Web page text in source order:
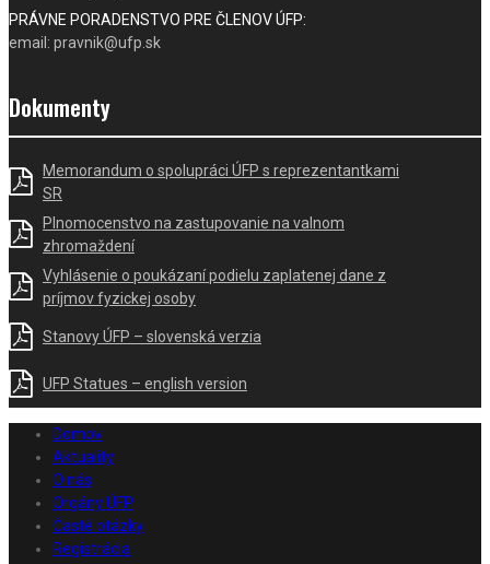
PRÁVNE PORADENSTVO PRE ČLENOV ÚFP:
email: pravnik@ufp.sk
Dokumenty
Memorandum o spolupráci ÚFP s reprezentantkami
SR
Plnomocenstvo na zastupovanie na valnom
zhromaždení
Vyhlásenie o poukázaní podielu zaplatenej dane z
príjmov fyzickej osoby
Stanovy ÚFP – slovenská verzia
UFP Statues – english version
Domov
Aktuality
O nás
Orgány ÚFP
Časté otázky
Registrácia